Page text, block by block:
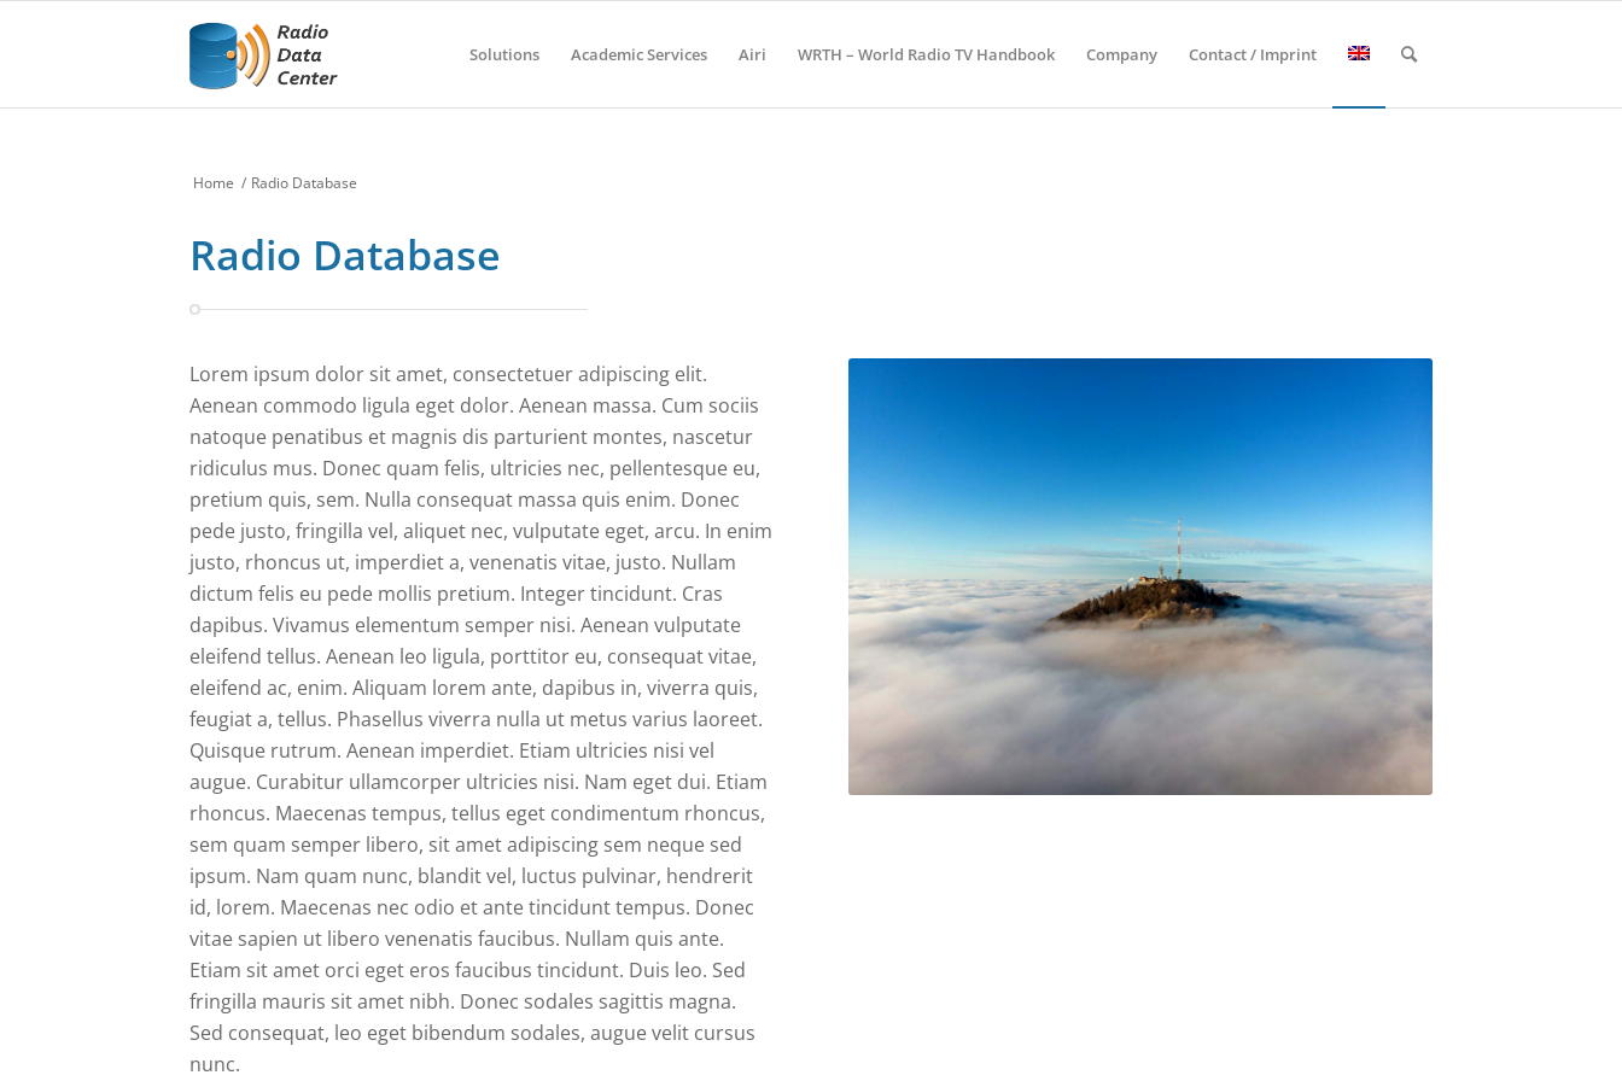
Solutions Academic Services Airi WRTH – World Radio TV Handbook Company Contact / Imprint
Home / Radio Database
Radio Database
Lorem ipsum dolor sit amet, consectetuer adipiscing elit.
Aenean commodo ligula eget dolor. Aenean massa. Cum sociis
natoque penatibus et magnis dis parturient montes, nascetur
ridiculus mus. Donec quam felis, ultricies nec, pellentesque eu,
pretium quis, sem. Nulla consequat massa quis enim. Donec
pede justo, fringilla vel, aliquet nec, vulputate eget, arcu. In enim
justo, rhoncus ut, imperdiet a, venenatis vitae, justo. Nullam
dictum felis eu pede mollis pretium. Integer tincidunt. Cras
dapibus. Vivamus elementum semper nisi. Aenean vulputate
eleifend tellus. Aenean leo ligula, porttitor eu, consequat vitae,
eleifend ac, enim. Aliquam lorem ante, dapibus in, viverra quis,
feugiat a, tellus. Phasellus viverra nulla ut metus varius laoreet.
Quisque rutrum. Aenean imperdiet. Etiam ultricies nisi vel
augue. Curabitur ullamcorper ultricies nisi. Nam eget dui. Etiam
rhoncus. Maecenas tempus, tellus eget condimentum rhoncus,
sem quam semper libero, sit amet adipiscing sem neque sed
ipsum. Nam quam nunc, blandit vel, luctus pulvinar, hendrerit
id, lorem. Maecenas nec odio et ante tincidunt tempus. Donec
vitae sapien ut libero venenatis faucibus. Nullam quis ante.
Etiam sit amet orci eget eros faucibus tincidunt. Duis leo. Sed
fringilla mauris sit amet nibh. Donec sodales sagittis magna.
Sed consequat, leo eget bibendum sodales, augue velit cursus
nunc.